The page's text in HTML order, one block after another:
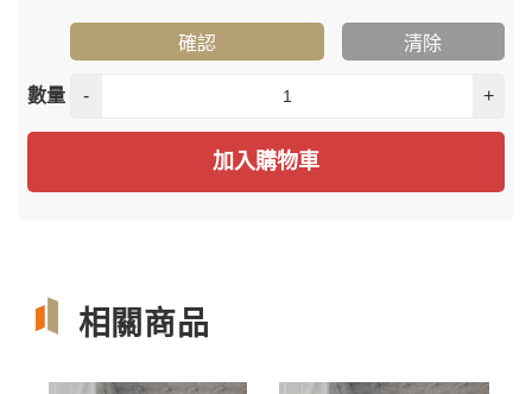
確認 清除
數量 - +
加入購物車
相關商品